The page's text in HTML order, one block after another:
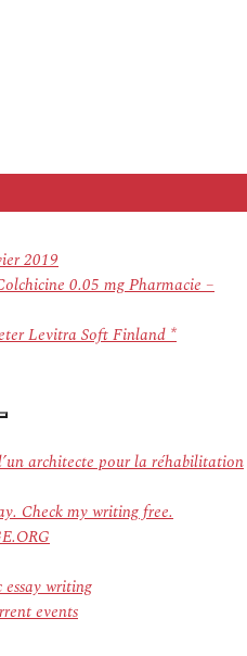
2019
0.05 mg Pharmacie –
Levitra Soft Finland *
architecte pour la réhabilitation
Check my writing free.
writing
events